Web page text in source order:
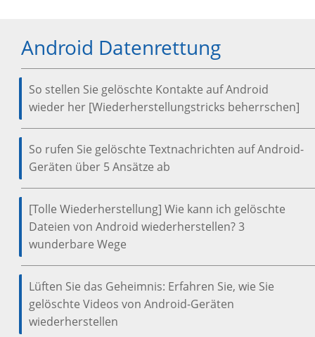
Android Datenrettung
So stellen Sie gelöschte Kontakte auf Android
wieder her [Wiederherstellungstricks beherrschen]
So rufen Sie gelöschte Textnachrichten auf Android-
Geräten über 5 Ansätze ab
[Tolle Wiederherstellung] Wie kann ich gelöschte
Dateien von Android wiederherstellen? 3
wunderbare Wege
Lüften Sie das Geheimnis: Erfahren Sie, wie Sie
gelöschte Videos von Android-Geräten
wiederherstellen